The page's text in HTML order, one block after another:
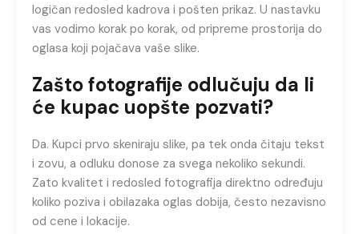
logičan redosled kadrova i pošten prikaz. U nastavku
vas vodimo korak po korak, od pripreme prostorija do
oglasa koji pojačava vaše slike.
Zašto fotografije odlučuju da li
će kupac uopšte pozvati?
Da. Kupci prvo skeniraju slike, pa tek onda čitaju tekst
i zovu, a odluku donose za svega nekoliko sekundi.
Zato kvalitet i redosled fotografija direktno određuju
koliko poziva i obilazaka oglas dobija, često nezavisno
od cene i lokacije.